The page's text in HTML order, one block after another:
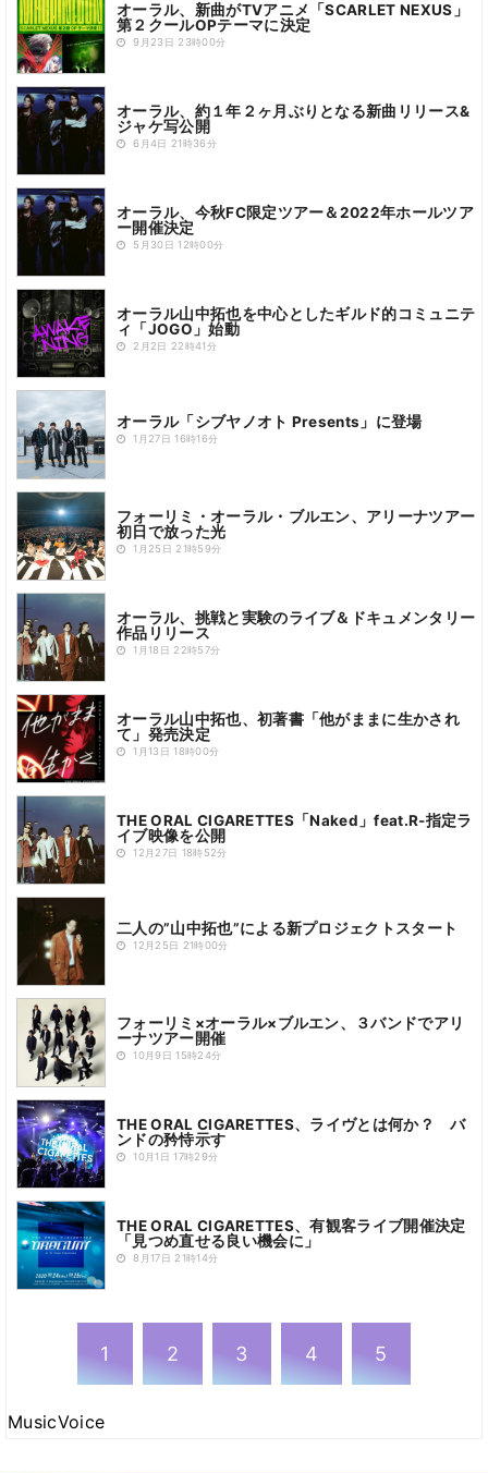
オーラル、新曲がTVアニメ「SCARLET NEXUS」
第２クールOPテーマに決定
9月23日 23時00分
オーラル、約１年２ヶ月ぶりとなる新曲リリース&
ジャケ写公開
6月4日 21時36分
オーラル、今秋FC限定ツアー＆2022年ホールツア
ー開催決定
5月30日 12時00分
オーラル山中拓也を中心としたギルド的コミュニテ
ィ「JOGO」始動
2月2日 22時41分
オーラル「シブヤノオト Presents」に登場
1月27日 16時16分
フォーリミ・オーラル・ブルエン、アリーナツアー
初日で放った光
1月25日 21時59分
オーラル、挑戦と実験のライブ＆ドキュメンタリー
作品リリース
1月18日 22時57分
オーラル山中拓也、初著書「他がままに生かされ
て」発売決定
1月13日 18時00分
THE ORAL CIGARETTES「Naked」feat.R-指定ラ
イブ映像を公開
12月27日 18時52分
二人の”山中拓也”による新プロジェクトスタート
12月25日 21時00分
フォーリミ×オーラル×ブルエン、３バンドでアリ
ーナツアー開催
10月9日 15時24分
THE ORAL CIGARETTES、ライヴとは何か？ バ
ンドの矜恃示す
10月1日 17時29分
THE ORAL CIGARETTES、有観客ライブ開催決定
「見つめ直せる良い機会に」
8月17日 21時14分
1 2 3 4 5
MusicVoice